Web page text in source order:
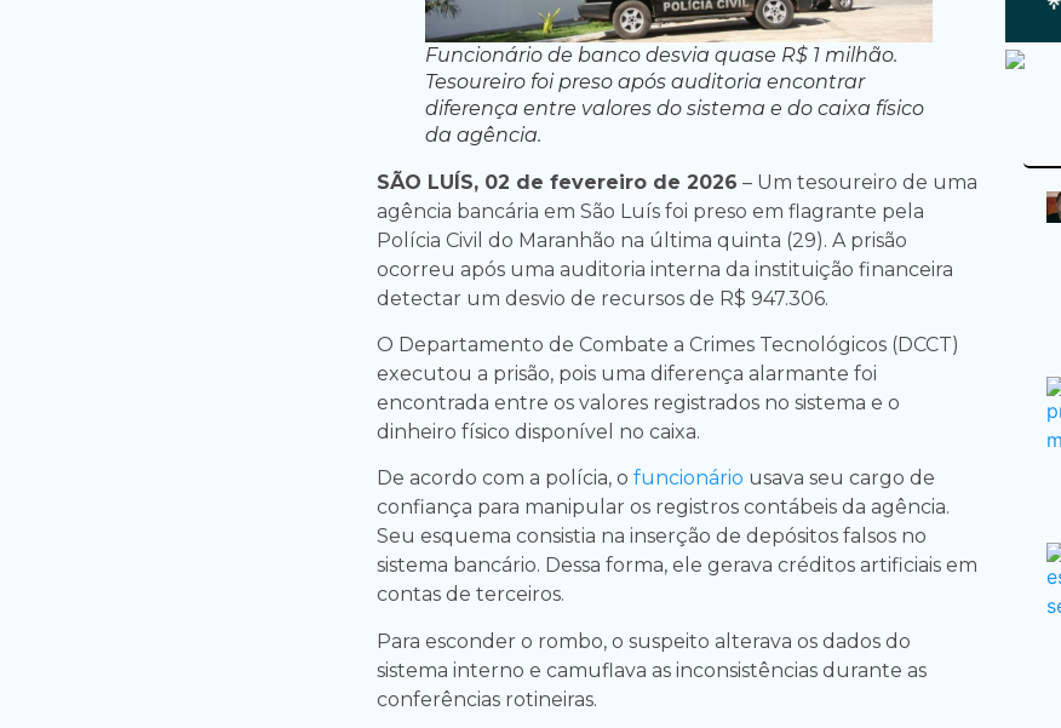
Funcionário de banco desvia quase R$ 1 milhão.
Tesoureiro foi preso após auditoria encontrar
diferença entre valores do sistema e do caixa físico
da agência.
SÃO LUÍS, 02 de fevereiro de 2026 – Um tesoureiro de uma
agência bancária em São Luís foi preso em flagrante pela
Polícia Civil do Maranhão na última quinta (29). A prisão
ocorreu após uma auditoria interna da instituição financeira
detectar um desvio de recursos de R$ 947.306.
O Departamento de Combate a Crimes Tecnológicos (DCCT)
executou a prisão, pois uma diferença alarmante foi
encontrada entre os valores registrados no sistema e o
dinheiro físico disponível no caixa.
De acordo com a polícia, o funcionário usava seu cargo de
confiança para manipular os registros contábeis da agência.
Seu esquema consistia na inserção de depósitos falsos no
sistema bancário. Dessa forma, ele gerava créditos artificiais em
contas de terceiros.
Para esconder o rombo, o suspeito alterava os dados do
sistema interno e camuflava as inconsistências durante as
conferências rotineiras.